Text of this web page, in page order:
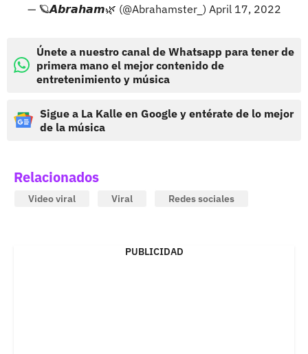
— 🪐𝘼𝙗𝙧𝙖𝙝𝙖𝙢🌿 (@Abrahamster_) April 17, 2022
Únete a nuestro canal de Whatsapp para tener de
primera mano el mejor contenido de
entretenimiento y música
Sigue a La Kalle en Google y entérate de lo mejor
de la música
Relacionados
Video viral Viral Redes sociales
PUBLICIDAD